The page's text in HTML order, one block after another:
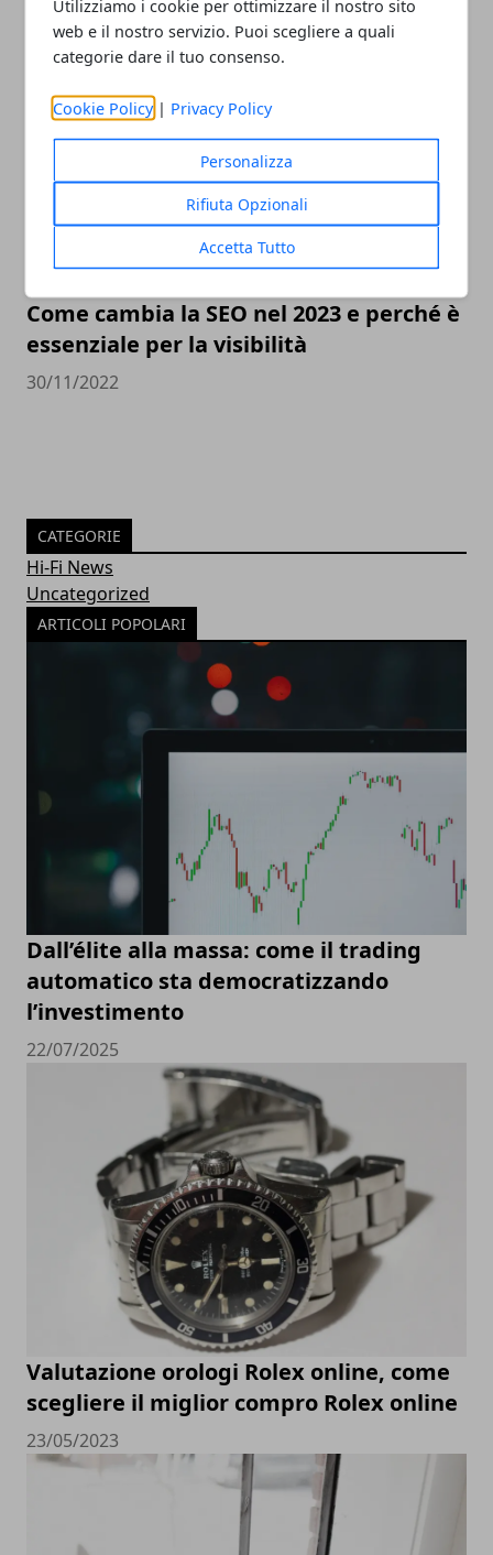
Utilizziamo i cookie per ottimizzare il nostro sito
web e il nostro servizio. Puoi scegliere a quali
categorie dare il tuo consenso.
Cookie Policy | Privacy Policy
Personalizza
Rifiuta Opzionali
Accetta Tutto
Valutazione orologi Rolex online, come
scegliere il miglior compro Rolex online
Come cambia la SEO nel 2023 e perché è
essenziale per la visibilità
30/11/2022
CATEGORIE
Hi-Fi News
Uncategorized
ARTICOLI POPOLARI
Dall’élite alla massa: come il trading
automatico sta democratizzando
l’investimento
22/07/2025
Valutazione orologi Rolex online, come
scegliere il miglior compro Rolex online
23/05/2023